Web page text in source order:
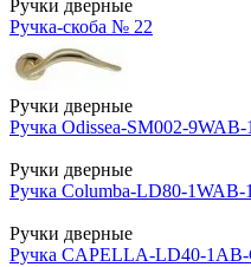
Ручки дверные
Ручка-скоба № 22
Ручки дверные
Ручка Odissea-SM002-9WAB-
Ручки дверные
Ручка Columba-LD80-1WAB-
Ручки дверные
Ручка CAPELLA-LD40-1AB-